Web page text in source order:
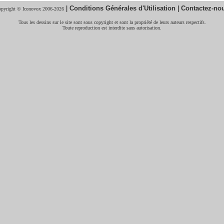
© Iconovox 2006-2026 | Conditions Générales d'Utilisation | Contactez-
Tous les dessins sur le site sont sous copyright et sont la propriété de leurs auteurs respectifs.
Toute reproduction est interdite sans autorisation.